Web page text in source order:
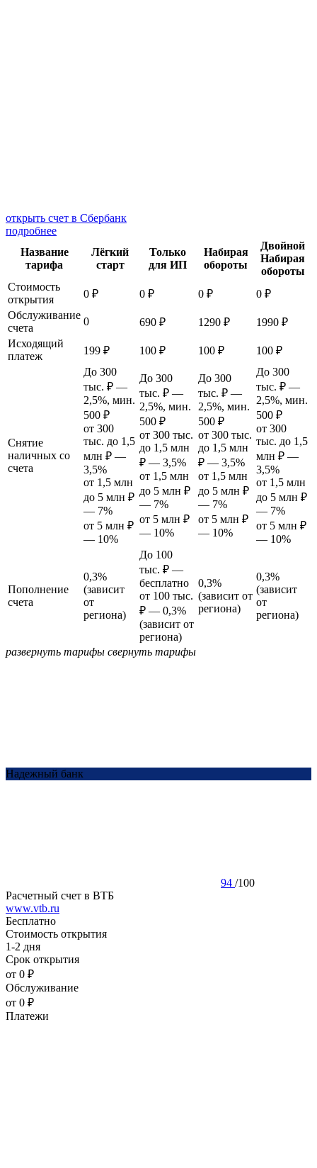
открыть счет в Сбербанк
подробнее
Название
тарифа
Лёгкий
старт
Только
для ИП
Набирая
обороты
Двойной
Набирая
обороты
Стоимость
открытия
0 ₽ 0 ₽ 0 ₽
0 ₽
Обслуживание
счета
0 690 ₽ 1290 ₽
1990 ₽
Исходящий
платеж
199 ₽ 100 ₽ 100 ₽ 100 ₽
Снятие
наличных со
счета
До 300
тыс. ₽ —
2,5%, мин.
500 ₽
от 300
тыс. до 1,5
млн ₽ —
3,5%
от 1,5 млн
до 5 млн ₽
— 7%
от 5 млн ₽
— 10%
До 300
тыс. ₽ —
2,5%, мин.
500 ₽
от 300 тыс.
до 1,5 млн
₽ — 3,5%
от 1,5 млн
до 5 млн ₽
— 7%
от 5 млн ₽
— 10%
До 300
тыс. ₽ —
2,5%, мин.
500 ₽
от 300 тыс.
до 1,5 млн
₽ — 3,5%
от 1,5 млн
до 5 млн ₽
— 7%
от 5 млн ₽
— 10%
До 300
тыс. ₽ —
2,5%, мин.
500 ₽
от 300
тыс. до 1,5
млн ₽ —
3,5%
от 1,5 млн
до 5 млн ₽
— 7%
от 5 млн ₽
— 10%
Пополнение
счета
0,3%
(зависит
от
региона)
До 100
тыс. ₽ —
бесплатно
от 100 тыс.
₽ — 0,3%
(зависит от
региона)
0,3%
(зависит от
региона)
0,3%
(зависит
от
региона)
развернуть тарифы свернуть тарифы
Надежный банк
94 /100
Расчетный счет в ВТБ
www.vtb.ru
Бесплатно
Стоимость открытия
1-2 дня
Срок открытия
от 0 ₽
Обслуживание
от 0 ₽
Платежи